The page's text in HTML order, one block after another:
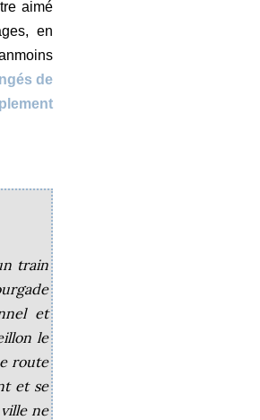
aimé
en
de
train
et
le
route
et se
ne